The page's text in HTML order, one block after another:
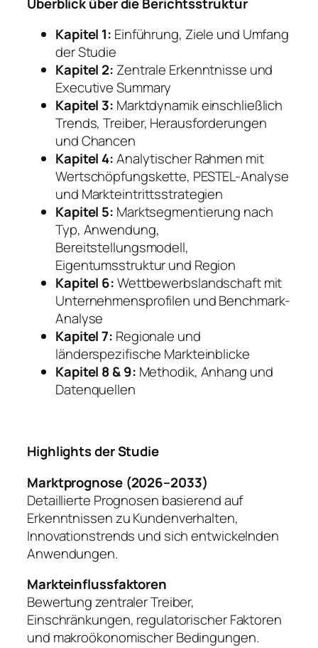
Kapitel 1: Einführung, Ziele und Umfang
der Studie
Kapitel 2: Zentrale Erkenntnisse und
Executive Summary
Kapitel 3: Marktdynamik einschließlich
Trends, Treiber, Herausforderungen
und Chancen
Kapitel 4:Analytischer Rahmen mit
Wertschöpfungskette, PESTEL-Analyse
und Markteintrittsstrategien
Kapitel 5: Marktsegmentierung nach
Typ, Anwendung,
Bereitstellungsmodell,
Eigentumsstruktur und Region
Kapitel 6:Wettbewerbslandschaft mit
Unternehmensprofilen und Benchmark-
Analyse
Kapitel 7: Regionale und
länderspezifische Markteinblicke
Kapitel 8 & 9: Methodik, Anhang und
Datenquellen
Highlights der Studie
Marktprognose (2026–2033)
Detaillierte Prognosen basierend auf
Erkenntnissen zu Kundenverhalten,
Innovationstrends und sich entwickelnden
Anwendungen.
Markteinflussfaktoren
Bewertung zentraler Treiber,
Einschränkungen, regulatorischer Faktoren
und makroökonomischer Bedingungen.